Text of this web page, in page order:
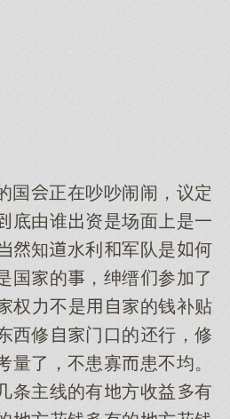
国正在吵吵闹闹，议定
底由谁资是场面是一
知水利军队是何
国的，绅缙参加了
权力不是的钱补贴
西修门口的行，修
了，不患寡患不均。
条主线的有方收益有